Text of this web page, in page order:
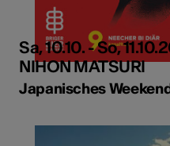
Sa, 10.10. - So,
NIHON MATSURI
Japanisches